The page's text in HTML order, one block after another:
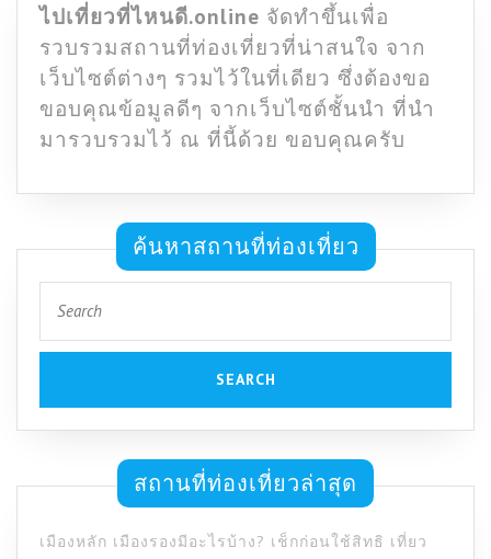
ไปเที่ยวที่ไหนดี.online จัดทำขึ้นเพื่อ
รวบรวมสถานที่ท่องเที่ยวที่น่าสนใจ จาก
เว็บไซต์ต่างๆ รวมไว้ในที่เดียว ซึ่งต้องขอ
ขอบคุณข้อมูลดีๆ จากเว็บไซต์ชั้นนำ ที่นำ
มารวบรวมไว้ ณ ที่นี้ด้วย ขอบคุณครับ
ค้นหาสถานที่ท่องเที่ยว
for:
สถานที่ท่องเที่ยวล่าสุด
เมืองหลัก เมืองรองมีอะไรบ้าง? เช็กก่อนใช้สิทธิ เที่ยว